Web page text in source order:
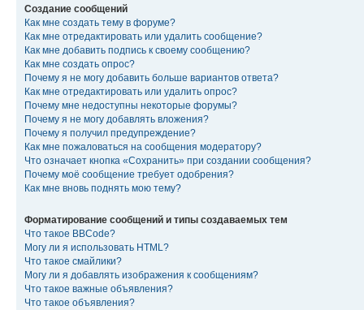
Создание сообщений
Как мне создать тему в форуме?
Как мне отредактировать или удалить сообщение?
Как мне добавить подпись к своему сообщению?
Как мне создать опрос?
Почему я не могу добавить больше вариантов ответа?
Как мне отредактировать или удалить опрос?
Почему мне недоступны некоторые форумы?
Почему я не могу добавлять вложения?
Почему я получил предупреждение?
Как мне пожаловаться на сообщения модератору?
Что означает кнопка «Сохранить» при создании сообщения?
Почему моё сообщение требует одобрения?
Как мне вновь поднять мою тему?
Форматирование сообщений и типы создаваемых тем
Что такое BBCode?
Могу ли я использовать HTML?
Что такое смайлики?
Могу ли я добавлять изображения к сообщениям?
Что такое важные объявления?
Что такое объявления?